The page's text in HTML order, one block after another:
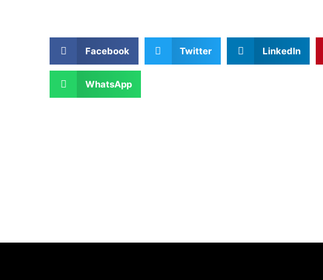
Facebook Twitter LinkedIn
WhatsApp